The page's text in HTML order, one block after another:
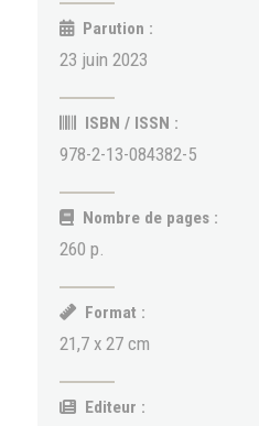
Parution :
23 juin 2023
ISBN / ISSN :
978-2-13-084382-5
Nombre de pages :
260 p.
Format :
21,7 x 27 cm
Editeur :